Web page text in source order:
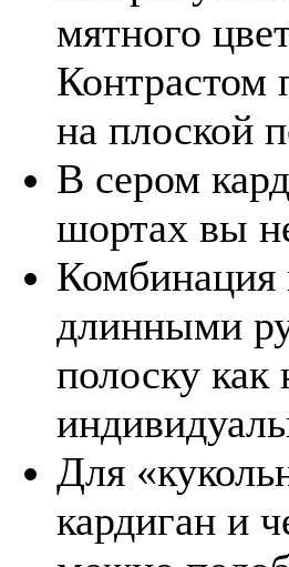
мятного
Контрастом
на плоской
В сером
шортах вы
Комбинация
длинными
полоску
Для
кардиган и